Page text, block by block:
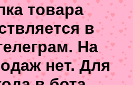
товара
в
На
нет. Для